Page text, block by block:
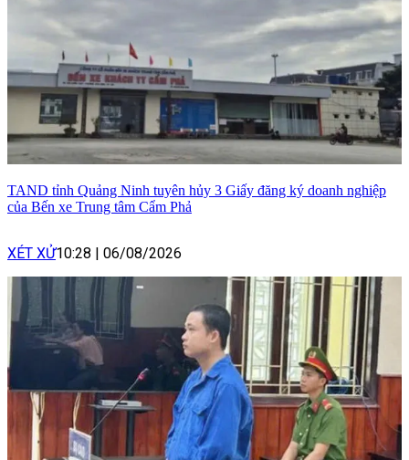
TAND tỉnh Quảng Ninh tuyên hủy 3 Giấy đăng ký doanh nghiệp
của Bến xe Trung tâm Cẩm Phả
XÉT XỬ10:28 06/08/2026